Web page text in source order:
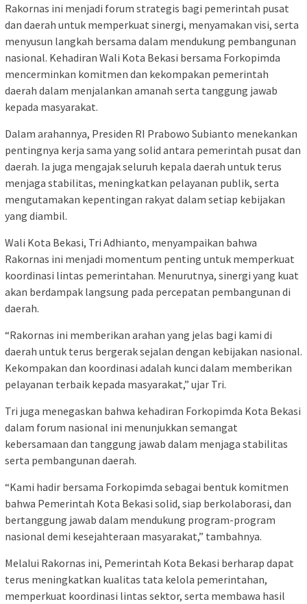
Rakornas ini menjadi forum strategis bagi pemerintah pusat
dan daerah untuk memperkuat sinergi, menyamakan visi, serta
menyusun langkah bersama dalam mendukung pembangunan
nasional. Kehadiran Wali Kota Bekasi bersama Forkopimda
mencerminkan komitmen dan kekompakan pemerintah
daerah dalam menjalankan amanah serta tanggung jawab
kepada masyarakat.
Dalam arahannya, Presiden RI Prabowo Subianto menekankan
pentingnya kerja sama yang solid antara pemerintah pusat dan
daerah. Ia juga mengajak seluruh kepala daerah untuk terus
menjaga stabilitas, meningkatkan pelayanan publik, serta
mengutamakan kepentingan rakyat dalam setiap kebijakan
yang diambil.
Wali Kota Bekasi, Tri Adhianto, menyampaikan bahwa
Rakornas ini menjadi momentum penting untuk memperkuat
koordinasi lintas pemerintahan. Menurutnya, sinergi yang kuat
akan berdampak langsung pada percepatan pembangunan di
daerah.
“Rakornas ini memberikan arahan yang jelas bagi kami di
daerah untuk terus bergerak sejalan dengan kebijakan nasional.
Kekompakan dan koordinasi adalah kunci dalam memberikan
pelayanan terbaik kepada masyarakat,” ujar Tri.
Tri juga menegaskan bahwa kehadiran Forkopimda Kota Bekasi
dalam forum nasional ini menunjukkan semangat
kebersamaan dan tanggung jawab dalam menjaga stabilitas
serta pembangunan daerah.
“Kami hadir bersama Forkopimda sebagai bentuk komitmen
bahwa Pemerintah Kota Bekasi solid, siap berkolaborasi, dan
bertanggung jawab dalam mendukung program-program
nasional demi kesejahteraan masyarakat,” tambahnya.
Melalui Rakornas ini, Pemerintah Kota Bekasi berharap dapat
terus meningkatkan kualitas tata kelola pemerintahan,
memperkuat koordinasi lintas sektor, serta membawa hasil